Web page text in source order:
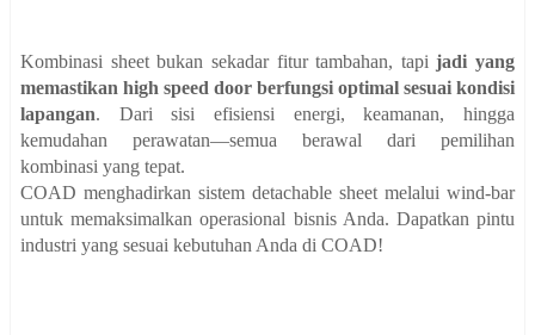
Kombinasi sheet bukan sekadar fitur tambahan, tapijadi yang
memastikan high speed door berfungsi optimal sesuai kondisi
lapangan. Dari sisi efisiensi energi, keamanan, hingga
kemudahan perawatan—semua berawal dari pemilihan
kombinasi yang tepat.
COAD menghadirkan sistem detachable sheet melalui wind-bar
untuk memaksimalkan operasional bisnis Anda. Dapatkan pintu
industri yang sesuai kebutuhan Anda di COAD!